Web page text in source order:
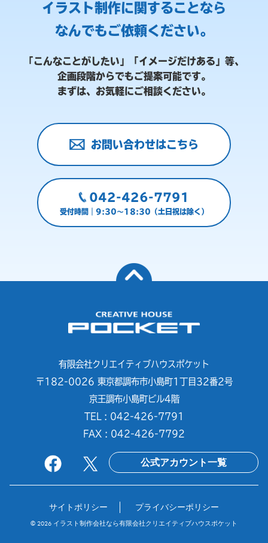
イラスト制作に関することなら
なんでもご依頼ください。
「こんなことがしたい」「イメージだけある」等、
企画段階からでもご提案可能です。
まずは、お気軽にご相談ください。
お問い合わせはこちら
042-426-7791
受付時間｜9:30～18:30（土日祝は除く）
有限会社クリエイティブハウスポケット
〒182-0026 東京都調布市小島町1丁目32番2号
京王調布小島町ビル4階
TEL : 042-426-7791
FAX : 042-426-7792
公式アカウント一覧
サイトポリシー プライバシーポリシー
© 2026 イラスト制作会社なら有限会社クリエイティブハウスポケット